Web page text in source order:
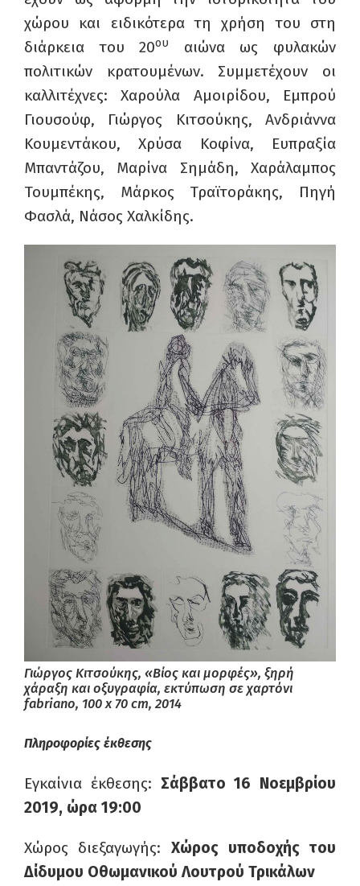
χώρου και ειδικότερα τη χρήση του στη
διάρκεια του 20ου
αιώνα ως φυλακών
πολιτικών κρατουμένων. Συμμετέχουν οι
καλλιτέχνες: Χαρούλα Αμοιρίδου, Εμπρού
Γιουσούφ, Γιώργος Κιτσούκης, Ανδριάννα
Κουμεντάκου, Χρύσα Κοφίνα, Ευπραξία
Μπαντάζου, Μαρίνα Σημάδη, Χαράλαμπος
Τουμπέκης, Μάρκος Τραϊτοράκης, Πηγή
Φασλά, Νάσος Χαλκίδης.
Γιώργος Κιτσούκης, «Βίος και μορφές», ξηρή
χάραξη και οξυγραφία, εκτύπωση σε χαρτόνι
fabriano, 100 x 70 cm, 2014
Πληροφορίες έκθεσης
Εγκαίνια έκθεσης: Σάββατο 16 Νοεμβρίου
2019, ώρα 19:00
Χώρος διεξαγωγής: Χώρος υποδοχής του
Δίδυμου Οθωμανικού Λουτρού Τρικάλων